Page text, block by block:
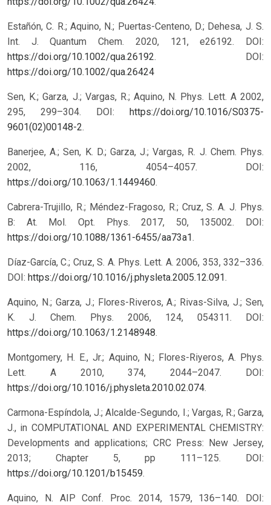
Estañón, C. R.; Aquino, N.; Puertas-Centeno, D.; Dehesa, J. S.
Int. J. Quantum Chem. 2020, 121, e26192. DOI:
https://doi.org/10.1002/qua.26192. DOI:
https://doi.org/10.1002/qua.26424
Sen, K.; Garza, J.; Vargas, R.; Aquino, N. Phys. Lett. A 2002,
295, 299–304. DOI: https://doi.org/10.1016/S0375-
9601(02)00148-2.
Banerjee, A.; Sen, K. D.; Garza, J.; Vargas, R. J. Chem. Phys.
2002, 116, 4054–4057. DOI:
https://doi.org/10.1063/1.1449460.
Cabrera-Trujillo, R.; Méndez-Fragoso, R.; Cruz, S. A. J. Phys.
B: At. Mol. Opt. Phys. 2017, 50, 135002. DOI:
https://doi.org/10.1088/1361-6455/aa73a1.
Díaz-García, C.; Cruz, S. A. Phys. Lett. A. 2006, 353, 332–336.
DOI: https://doi.org/10.1016/j.physleta.2005.12.091.
Aquino, N.; Garza, J.; Flores-Riveros, A.; Rivas-Silva, J.; Sen,
K. J. Chem. Phys. 2006, 124, 054311. DOI:
https://doi.org/10.1063/1.2148948.
Montgomery, H. E., Jr.; Aquino, N.; Flores-Riyeros, A. Phys.
Lett. A 2010, 374, 2044–2047. DOI:
https://doi.org/10.1016/j.physleta.2010.02.074.
Carmona-Espíndola, J.; Alcalde-Segundo, I.; Vargas, R.; Garza,
J., in COMPUTATIONAL AND EXPERIMENTAL CHEMISTRY:
Developments and applications; CRC Press: New Jersey,
2013; Chapter 5, pp 111–125. DOI:
https://doi.org/10.1201/b15459.
Aquino, N. AIP Conf. Proc. 2014, 1579, 136–140. DOI: